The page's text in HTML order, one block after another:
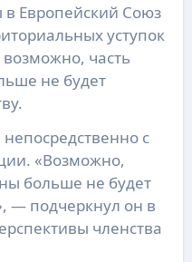
в Европейский Союз
уступок
часть
не будет
с
«Возможно,
больше не будет
— подчеркнул он в
членства